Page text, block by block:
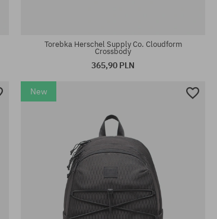
Torebka Herschel Supply Co. Cloudform
Crossbody
365,90 PLN
New